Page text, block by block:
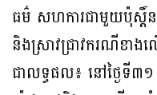
ធម៌ សហការជាមួយប៉ុស្ដិ៍ន
និងស្រាវជ្រាវករណីខាងល
ជាលទ្ធផល៖ នៅថ្ងៃទី៣